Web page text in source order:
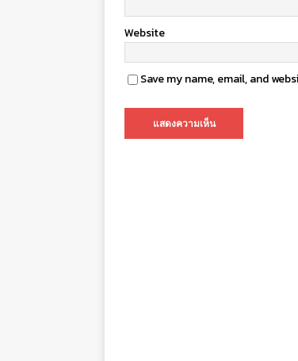
Website
Save my name, email, and